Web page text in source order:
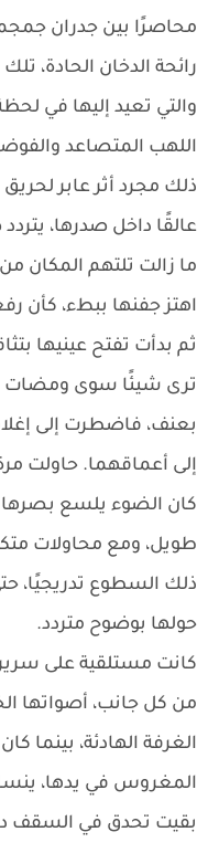
محاصرًا بين جدران
رائحة الدخان الحادة، تلك
والتي تعيد إليها في
اللهب المتصاعد
ذلك مجرد أثر عابر
عالقًا داخل صدرها،
ما زالت تلتهم المكان
اهتز جفنها ببطء، كأن
ثم بدأت تفتح عينيها
ترى شيئًا سوى ومضات
بعنف، فاضطرت إلى
إلى أعماقهما. حاولت
كان الضوء يلسع بصرها
طويل، ومع محاولات
ذلك السطوع تدريجيًا،
حولها بوضوح متردد.
كانت مستلقية على
من كل جانب، أصواتها
الغرفة الهادئة، بينما
المغروس في يدها،
بقيت تحدق في السقف